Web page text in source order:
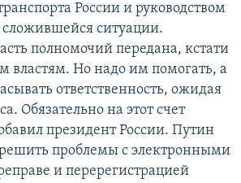
России и руководством
ситуации.
полномочий передана, кстати
властям. Но надо им помогать, а
ответственность, ожидая
Обязательно на этот счет
президент России. Путин
проблемы с электронными
и перерегистрацией